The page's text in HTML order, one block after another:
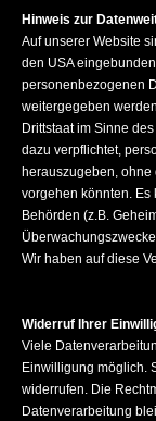
Hinweis zur
Auf unserer Website
den USA
personenbezogenen
weitergegeben
Drittstaat im Sinne
dazu verpflichtet,
herauszugeben,
vorgehen könnten. Es
Behörden (z.B.
Wir haben auf diese
Widerruf Ihrer
Viele
Einwilligung möglich.
widerrufen. Die
Datenverarbeitung